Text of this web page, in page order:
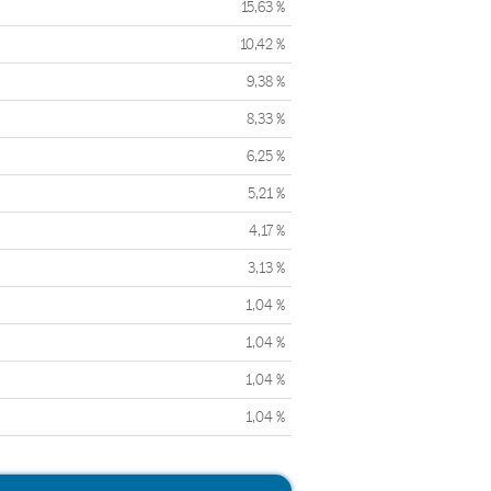
15,63 %
10,42 %
9,38 %
8,33 %
6,25 %
5,21 %
4,17 %
3,13 %
1,04 %
1,04 %
1,04 %
1,04 %